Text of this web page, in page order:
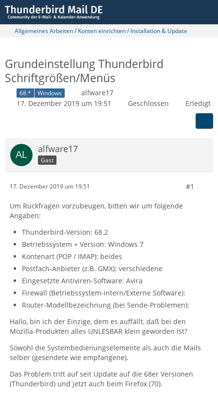
Allgemeines Arbeiten / Konten einrichten / Installation & Update
Grundeinstellung Thunderbird
Schriftgrößen/Menüs
68.* Windows
alfware17
17. Dezember 2019 um 19:51
Geschlossen Erledigt
alfware17
Gast
17. Dezember 2019 um 19:51 #1
Um Rückfragen vorzubeugen, bitten wir um folgende
Angaben:
Thunderbird-Version: 68.2
Betriebssystem + Version: Windows 7
Kontenart (POP / IMAP): beides
Postfach-Anbieter (z.B. GMX): verschiedene
Eingesetzte Antiviren-Software: Avira
Firewall (Betriebssystem-intern/Externe Software):
Router-Modellbezeichnung (bei Sende-Problemen):
Hallo, bin ich der Einzige, dem es auffällt, daß bei den
Mozilla-Produkten alles UNLESBAR klein geworden ist?
Sowohl die Systembedienungselemente als auch die Mails
selber (gesendete wie empfangene).
Das Problem tritt auf seit Update auf die 68er Versionen
(Thunderbird) und jetzt auch beim Firefox (70).